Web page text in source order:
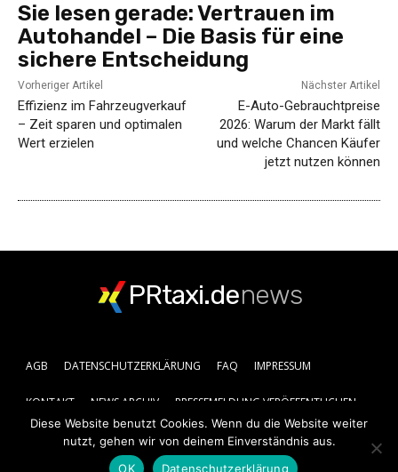
Sie lesen gerade:Vertrauen im
Autohandel – Die Basis für eine
sichere Entscheidung
Vorheriger Artikel
Effizienz im Fahrzeugverkauf
– Zeit sparen und optimalen
Wert erzielen
Nächster Artikel
E-Auto-Gebrauchtpreise
2026: Warum der Markt fällt
und welche Chancen Käufer
jetzt nutzen können
PRtaxi.denews
AGB DATENSCHUTZERKLÄRUNG FAQ IMPRESSUM
KONTAKT NEWS ARCHIV PRESSEMELDUNG VERÖFFENTLICHEN
Diese Website benutzt Cookies. Wenn du die Website weiter
nutzt, gehen wir von deinem Einverständnis aus.
OK
Datenschutzerklärung